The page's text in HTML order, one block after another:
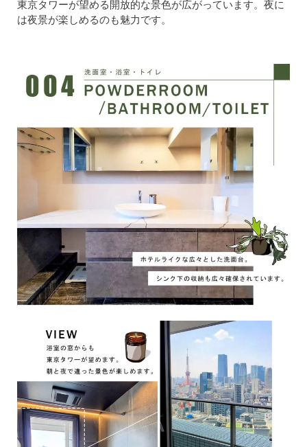
東京タワーが望める開放的な景色が広がっています。夜に
は夜景が楽しめるのも魅力です。